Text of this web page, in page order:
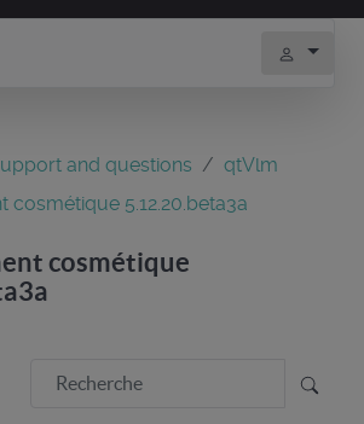
and questions
qtVlm
cosmétique 5.12.20.beta3a
cosmétique